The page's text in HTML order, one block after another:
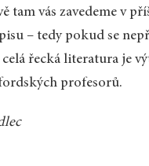
tam vás zavedeme v
– tedy pokud se
řecká literatura je
profesorů.